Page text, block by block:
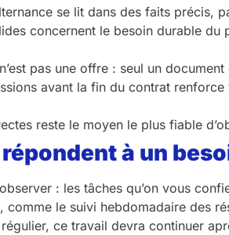
se lit dans des faits précis,
concernent le besoin durable
pas une offre : seul un
avant la fin du contrat
reste le moyen le plus fiable
à un
: les tâches qu’on vous
le suivi hebdomadaire des
ce travail devra continuer